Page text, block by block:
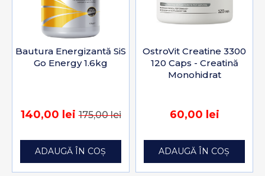
Bautura Energizantă SiS
Go Energy 1.6kg
140,00 lei175,00 lei
ADAUGĂ ÎN COȘ
OstroVit Creatine 3300
120 Caps - Creatină
Monohidrat
60,00 lei
ADAUGĂ ÎN COȘ